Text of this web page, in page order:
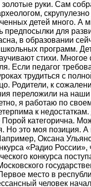
золотые руки. Сам
детей много. А
предпосылки для
в образовании
школьных программ.
стихи. Многое
Если педагог
трудиться с
Родители, к
переложили на
я работаю по
к недостаткам.
категорична.
Но это моя позиция. А
Оксана
«Радио России»,
конкурса
место в
человек